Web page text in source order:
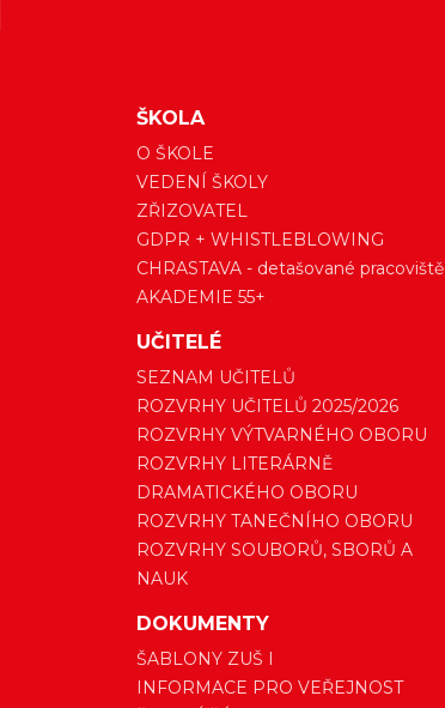
ŠKOLA
O ŠKOLE
VEDENÍ ŠKOLY
ZŘIZOVATEL
GDPR + WHISTLEBLOWING
CHRASTAVA - detašované pracoviště
AKADEMIE 55+
UČITELÉ
SEZNAM UČITELŮ
ROZVRHY UČITELŮ 2025/2026
ROZVRHY VÝTVARNÉHO OBORU
ROZVRHY LITERÁRNĚ
DRAMATICKÉHO OBORU
ROZVRHY TANEČNÍHO OBORU
ROZVRHY SOUBORŮ, SBORŮ A
NAUK
DOKUMENTY
ŠABLONY ZUŠ I
INFORMACE PRO VEŘEJNOST